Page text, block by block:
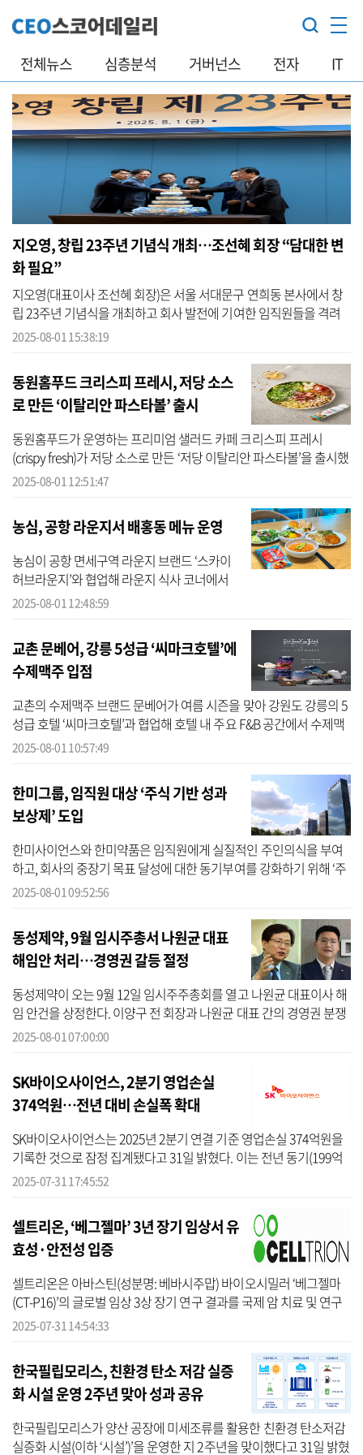
전체뉴스 심층분석 거버넌스 전자 IT
지오영, 창립 23주년 기념식 개최…조선혜 회장 “담대한 변
화 필요”
지오영(대표이사 조선혜 회장)은 서울 서대문구 연희동 본사에서 창
립 23주년 기념식을 개최하고 회사 발전에 기여한 임직원들을 격려
했다고 1일 밝혔다. 기념식은 지오영그룹 임직원 200여명이 참석한
2025-08-01 15:38:19
동원홈푸드 크리스피 프레시, 저당 소스
로 만든 ‘이탈리안 파스타볼’ 출시
동원홈푸드가 운영하는 프리미엄 샐러드 카페 크리스피 프레시
(crispy fresh)가 저당 소스로 만든 ‘저당 이탈리안 파스타볼’을 출시했
다고 1일 밝혔다. 이번 신메뉴는 식단 관리 전문 브랜드 비비드키친
2025-08-01 12:51:47
농심, 공항 라운지서 배홍동 메뉴 운영
농심이 공항 면세구역 라운지 브랜드 ‘스카이
허브라운지’와 협업해 라운지 식사 코너에서
배홍동 메뉴를 운영한다고 1일 밝혔다. 여름
2025-08-01 12:48:59
교촌 문베어, 강릉 5성급 ‘씨마크호텔’에
수제맥주 입점
교촌의 수제맥주 브랜드 문베어가 여름 시즌을 맞아 강원도 강릉의 5
성급 호텔 ‘씨마크호텔’과 협업해 호텔 내 주요 F&B 공간에서 수제맥
주 판매를 시작한다고 1일 밝혔다. 문베어는 고급 다이닝 공간에 어울
2025-08-01 10:57:49
한미그룹, 임직원 대상 ‘주식 기반 성과
보상제’ 도입
한미사이언스와 한미약품은 임직원에게 실질적인 주인의식을 부여
하고, 회사의 중장기 목표 달성에 대한 동기부여를 강화하기 위해 ‘주
식 기반 성과 보상제도’를 도입한다고 1일 밝혔다. 이번 제도는 우수
2025-08-01 09:52:56
동성제약, 9월 임시주총서 나원균 대표
해임안 처리…경영권 갈등 절정
동성제약이 오는 9월 12일 임시주주총회를 열고 나원균 대표이사 해
임 안건을 상정한다. 이양구 전 회장과 나원균 대표 간의 경영권 분쟁
이 발발한 이후 첫 주총이다. 1일 금융감독원 전자공시시스템에 따르
2025-08-01 07:00:00
SK바이오사이언스, 2분기 영업손실
374억원…전년 대비 손실폭 확대
SK바이오사이언스는 2025년 2분기 연결 기준 영업손실 374억원을
기록한 것으로 잠정 집계됐다고 31일 밝혔다. 이는 전년 동기(199억
원) 대비 손실폭이 87.5% 증가한 수치다. 같은 기간 매출 1619억원으
2025-07-31 17:45:52
셀트리온, ‘베그젤마’ 3년 장기 임상서 유
효성·안전성 입증
셀트리온은 아바스틴(성분명: 베바시주맙) 바이오시밀러 ‘베그젤마
(CT-P16)’의 글로벌 임상 3상 장기 연구 결과를 국제 암 치료 및 연구
분야의 전문 저널인 ‘캔서 트리트먼트 앤드 리서치 커뮤니케이션
2025-07-31 14:54:33
한국필립모리스, 친환경 탄소 저감 실증
화 시설 운영 2주년 맞아 성과 공유
한국필립모리스가 양산 공장에 미세조류를 활용한 친환경 탄소저감
실증화 시설(이하 ‘시설’)’을 운영한 지 2주년을 맞이했다고 31일 밝혔